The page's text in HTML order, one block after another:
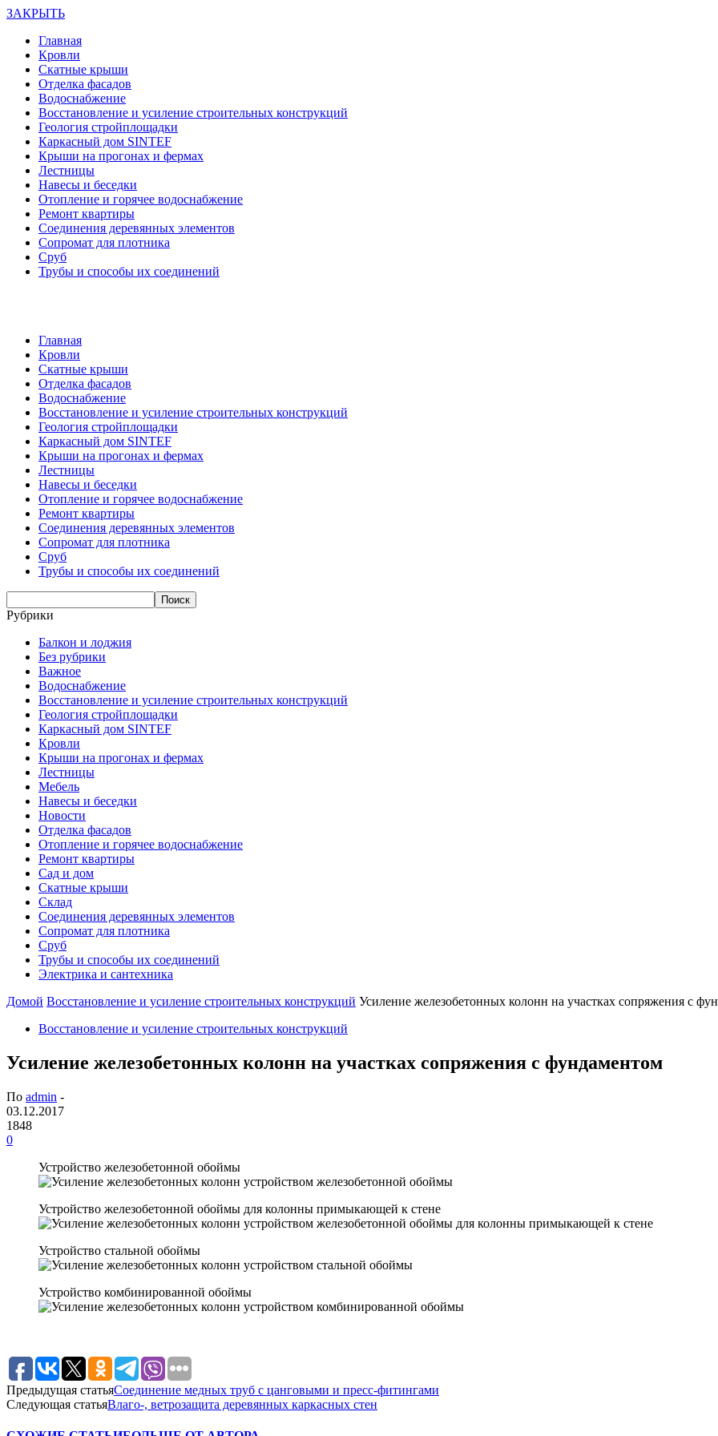
ЗАКРЫТЬ
Главная
Кровли
Скатные крыши
Отделка фасадов
Водоснабжение
Восстановление и усиление строительных конструкций
Геология стройплощадки
Каркасный дом SINTEF
Крыши на прогонах и фермах
Лестницы
Навесы и беседки
Отопление и горячее водоснабжение
Ремонт квартиры
Соединения деревянных элементов
Сопромат для плотника
Сруб
Трубы и способы их соединений
Главная
Кровли
Скатные крыши
Отделка фасадов
Водоснабжение
Восстановление и усиление строительных конструкций
Геология стройплощадки
Каркасный дом SINTEF
Крыши на прогонах и фермах
Лестницы
Навесы и беседки
Отопление и горячее водоснабжение
Ремонт квартиры
Соединения деревянных элементов
Сопромат для плотника
Сруб
Трубы и способы их соединений
Рубрики
Балкон и лоджия
Без рубрики
Важное
Водоснабжение
Восстановление и усиление строительных конструкций
Геология стройплощадки
Каркасный дом SINTEF
Кровли
Крыши на прогонах и фермах
Лестницы
Мебель
Навесы и беседки
Новости
Отделка фасадов
Отопление и горячее водоснабжение
Ремонт квартиры
Сад и дом
Скатные крыши
Склад
Соединения деревянных элементов
Сопромат для плотника
Сруб
Трубы и способы их соединений
Электрика и сантехника
Домой Восстановление и усиление строительных конструкций Усиление железобетонных колонн на участках сопряжения с
Восстановление и усиление строительных конструкций
Усиление железобетонных колонн на участках сопряжения с фундаментом
По admin -
03.12.2017
1848
0
Устройство железобетонной обоймы
Устройство железобетонной обоймы для колонны примыкающей к стене
Устройство стальной обоймы
Устройство комбинированной обоймы
Предыдущая статьяСоединение медных труб с цанговыми и пресс-фитингами
Следующая статьяВлаго-, ветрозащита деревянных каркасных стен